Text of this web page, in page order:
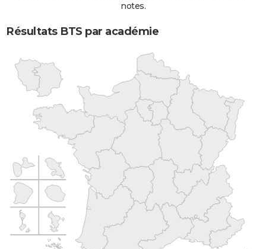
notes.
Résultats BTS par académie